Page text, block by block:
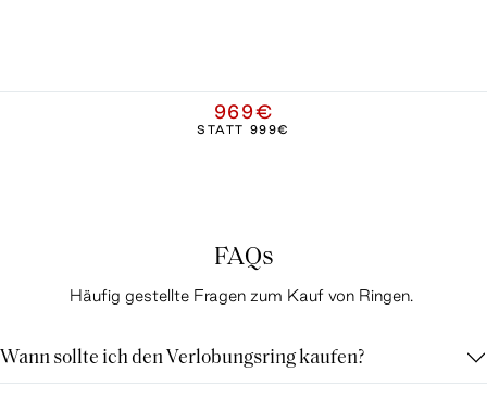
969€
STATT 999€
FAQs
Häufig gestellte Fragen zum Kauf von Ringen.
Wann sollte ich den Verlobungsring kaufen?